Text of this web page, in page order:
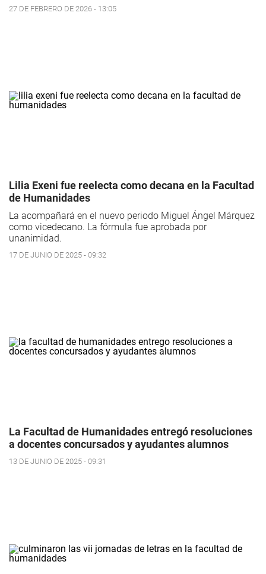
27 DE FEBRERO DE 2026 - 13:05
Lilia Exeni fue reelecta como decana en la Facultad
de Humanidades
La acompañará en el nuevo periodo Miguel Ángel Márquez
como vicedecano. La fórmula fue aprobada por
unanimidad.
17 DE JUNIO DE 2025 - 09:32
La Facultad de Humanidades entregó resoluciones
a docentes concursados y ayudantes alumnos
13 DE JUNIO DE 2025 - 09:31